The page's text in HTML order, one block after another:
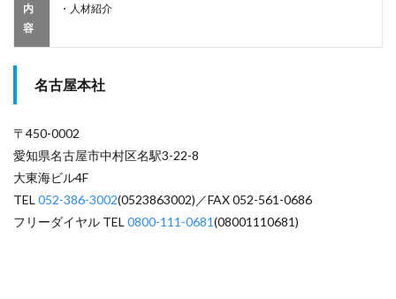
内
容
・人材紹介
名古屋本社
〒450-0002
愛知県名古屋市中村区名駅3-22-8
大東海ビル4F
TEL 052-386-3002(0523863002)／FAX 052-561-0686
フリーダイヤル TEL 0800-111-0681(08001110681)